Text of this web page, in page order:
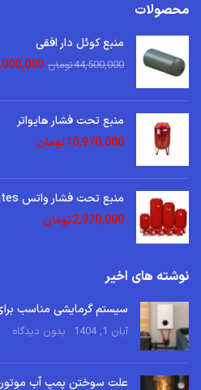
محصولات
منبع کوئل دار افقی
44,500,000تومان
منبع تحت فشار هایواتر
10,970,000تومان
منبع تحت فشار واتس Wates
2,970,000تومان
نوشته های اخیر
سیستم گرمایشی مناسب
آبان 1, 1404 بدون دیدگاه
علت سوختن پمپ آب